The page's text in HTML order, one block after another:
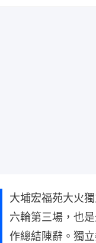
大埔宏福苑大火
六輪第三場，也
作總結陳辭。獨